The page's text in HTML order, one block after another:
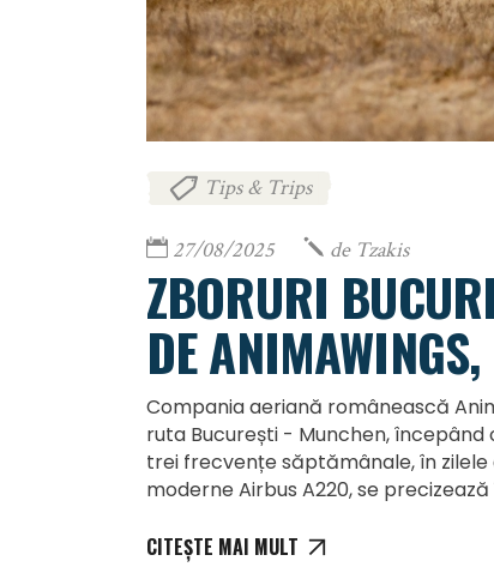
Tips & Trips
27/08/2025 de Tzakis
ZBORURI
DE
Compania aeriană românească
ruta București - Munchen, începând
trei frecvențe săptămânale, în zilele
moderne Airbus A220, se
CITEȘTE MAI MULT